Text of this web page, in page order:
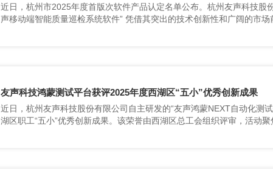
友声科技鸿蒙测试平台获评2025年度西湖区“五小”优秀创新成果